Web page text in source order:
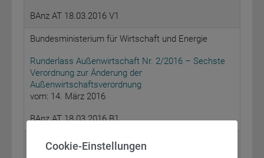
BAnz AT 18.03.2016 V1
Bundesministerium für Wirtschaft und Energie
Runderlass Außenwirtschaft Nr. 2/2016 – Sechste
Verordnung zur Änderung der
Außenwirtschaftsverordnung
vom: 14. März 2016
BAnz AT 18.03.2016 B1
Bundesministerium für Gesundheit
Cookie-Einstellungen